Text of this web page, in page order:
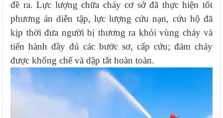
đề ra. Lực lượng chữa cháy cơ sở đã thực hiện tốt
phương án diễn tập, lực lượng cứu nạn, cứu hộ đã
kịp thời đưa người bị thương ra khỏi vùng cháy và
tiến hành đầy đủ các bước sơ, cấp cứu; đám cháy
được khống chế và dập tắt hoàn toàn.